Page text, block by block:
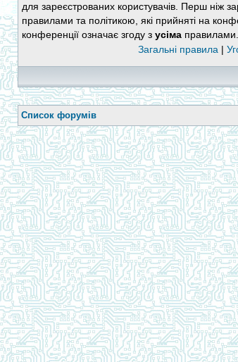
для зареєстрованих користувачів. Перш ніж
правилами та політикою, які прийняті на
конференції означає згоду з усіма правилами.
Загальні правила |
Список форумів